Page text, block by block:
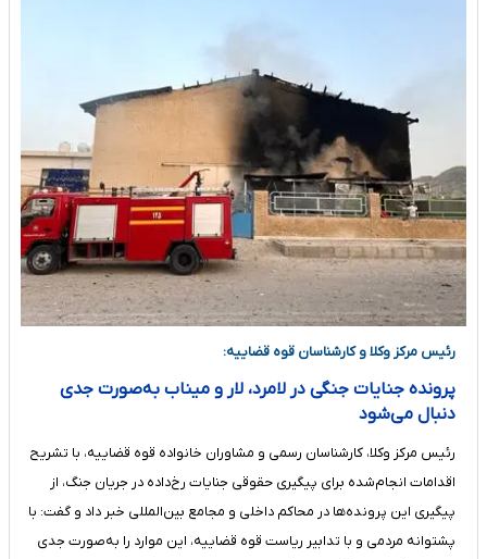
رئیس مرکز وکلا و کارشناسان قوه قضاییه:
پرونده جنایات جنگی در لامرد، لار و میناب به‌صورت جدی
دنبال می‌شود
رئیس مرکز وکلا، کارشناسان رسمی و مشاوران خانواده قوه قضاییه، با تشریح
اقدامات انجام‌شده برای پیگیری حقوقی جنایات رخ‌داده در جریان جنگ، از
پیگیری این پرونده‌ها در محاکم داخلی و مجامع بین‌المللی خبر داد و گفت: با
پشتوانه مردمی و با تدابیر ریاست قوه قضاییه، این موارد را به‌صورت جدی